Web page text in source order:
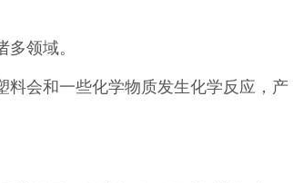
领域。
料会和一些化学物质发生化学反应，产